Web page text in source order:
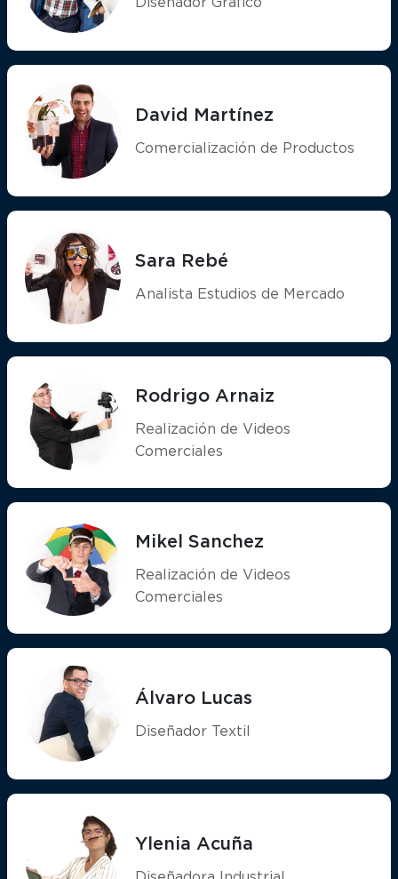
David Martínez
Comercialización de Productos
Sara Rebé
Analista Estudios de Mercado
Rodrigo Arnaiz
Realización de Videos
Comerciales
Mikel Sanchez
Realización de Videos
Comerciales
Álvaro Lucas
Diseñador Textil
Ylenia Acuña